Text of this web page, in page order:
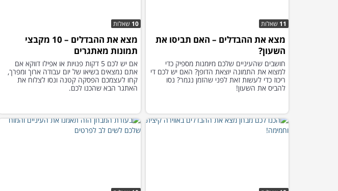
11 שאלות
מצא את ההבדלים – האם תביסו את
השעון?
חושבים שהעיניים שלכם מיומנות מספיק כדי
למצוא את התמונה יוצאת הדופן? האם יש לכם די
ריכוז כדי לעשות זאת לפני שהזמן נגמר? נסו
להביס את השעון!
10 שאלות
מצא את ההבדלים – 10 מקבצי
תמונות מאתגרים
אם יש לכם 5 דקות פנויות או אפילו דווקא אם
אתם נמצאים בשיאו של יום עבודה ארוך ומפרך,
קחו לעצמכם הפסקה קטנה ונסו לצלוח את
האתגר הבא שהכנו לכם.